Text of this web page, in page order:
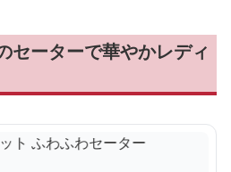
セーターで華やかレディ